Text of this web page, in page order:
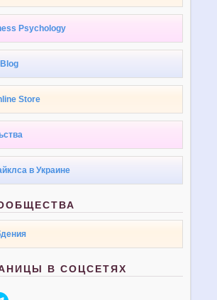
Psychology
Store
в Украине
В СОЦСЕТЯХ